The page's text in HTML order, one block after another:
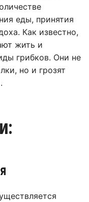
еды, принятия
Как известно,
жить и
грибков. Они не
но и грозят